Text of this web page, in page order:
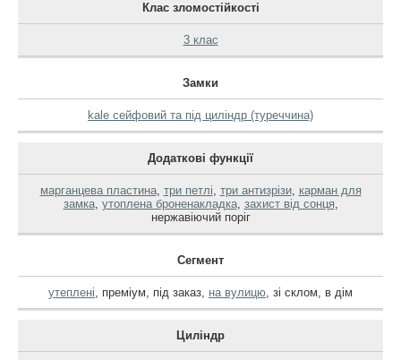
Клас зломостійкості
3 клас
Замки
kale сейфовий та під циліндр (туреччина)
Додаткові функції
марганцева пластина, три петлі, три антизрізи, карман для
замка, утоплена броненакладка, захист від сонця,
нержавіючий поріг
Сегмент
утеплені, преміум, під заказ, на вулицю, зі склом, в дім
Циліндр